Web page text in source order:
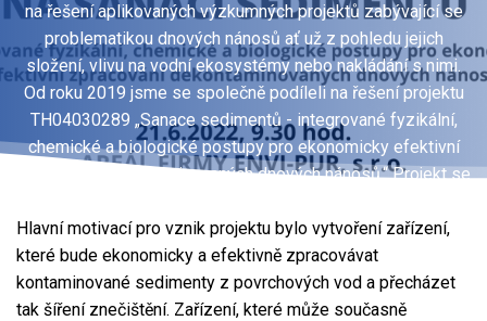
na řešení aplikovaných výzkumných projektů zabývající se
problematikou dnových nánosů ať už z pohledu jejich
složení, vlivu na vodní ekosystémy nebo nakládání s nimi.
Od roku 2019 jsme se společně podíleli na řešení projektu
TH04030289 „Sanace sedimentů - integrované fyzikální,
chemické a biologické postupy pro ekonomicky efektivní
zpracování dekontaminovaných dnových nánosů.“ Projekt se
dovolte, abychom vás pozvali na krátký seminář spojený
s praktickou ukázkou a představením technologie
a funkčního prototypu, které vznikly jako výsledek projektu.
Hlavní motivací pro vznik projektu bylo vytvoření zařízení,
které bude ekonomicky a efektivně zpracovávat
kontaminované sedimenty z povrchových vod a přecházet
tak šíření znečištění. Zařízení, které může současně